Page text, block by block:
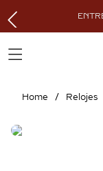
Relojes